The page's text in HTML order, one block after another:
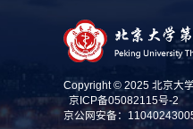
Copyright © 2025 北京大
京ICP备05082115号-2
京公网安备：